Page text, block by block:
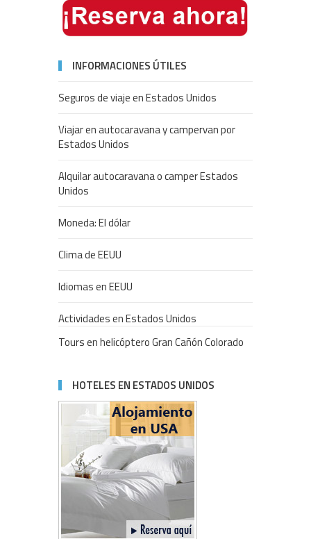
INFORMACIONES ÚTILES
Seguros de viaje en Estados Unidos
Viajar en autocaravana y campervan por
Estados Unidos
Alquilar autocaravana o camper Estados
Unidos
Moneda: El dólar
Clima de EEUU
Idiomas en EEUU
Actividades en Estados Unidos
Tours en helicóptero Gran Cañón Colorado
HOTELES EN ESTADOS UNIDOS